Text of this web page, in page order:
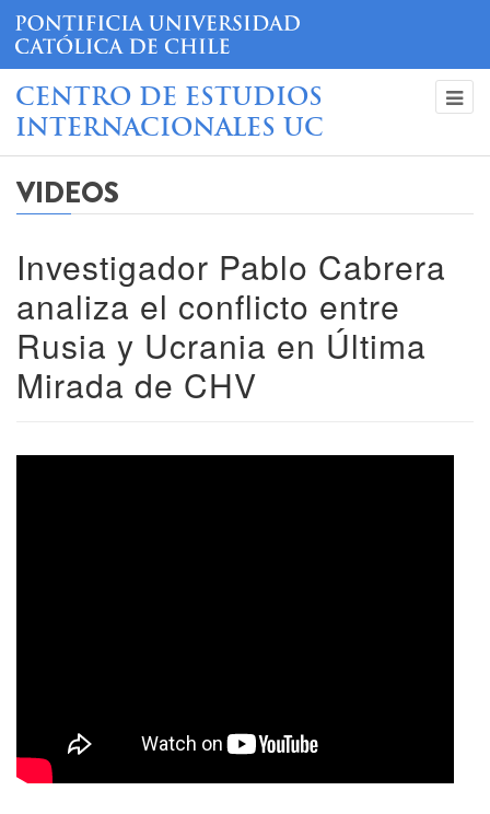
CENTRO DE ESTUDIOS
INTERNACIONALES UC
VIDEOS
Investigador Pablo Cabrera
analiza el conflicto entre
Rusia y Ucrania en Última
Mirada de CHV